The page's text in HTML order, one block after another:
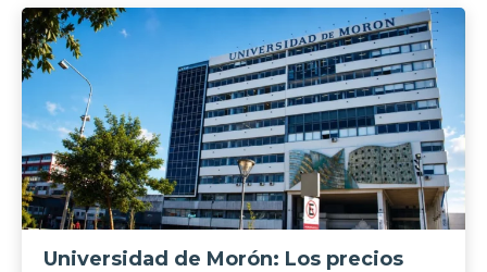
Universidad de Morón: Los precios